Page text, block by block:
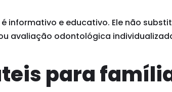
informativo e educativo. Ele não
avaliação odontológica
para